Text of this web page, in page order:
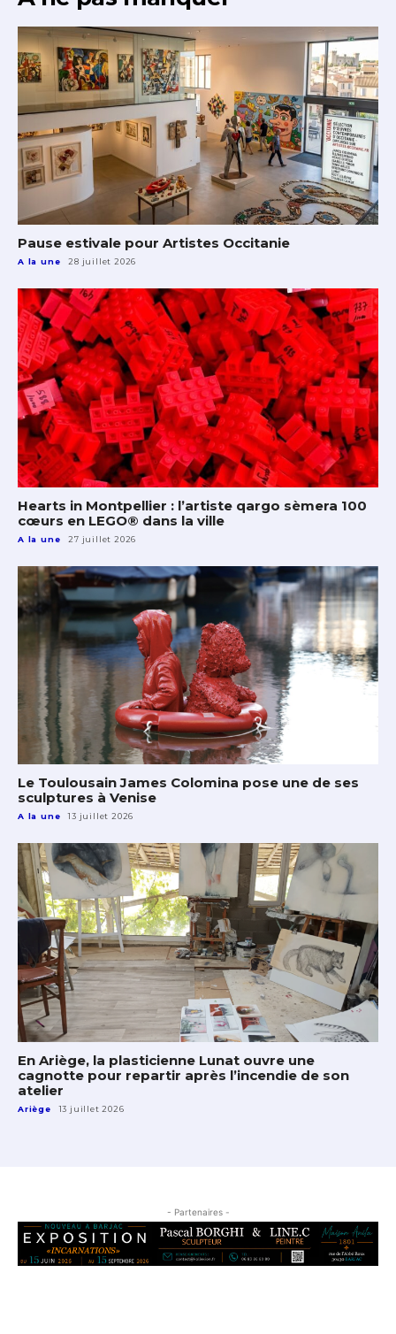
Pause estivale pour Artistes Occitanie
A la une 28 juillet 2026
Hearts in Montpellier : l’artiste qargo sèmera 100
cœurs en LEGO® dans la ville
A la une 27 juillet 2026
Le Toulousain James Colomina pose une de ses
sculptures à Venise
A la une 13 juillet 2026
En Ariège, la plasticienne Lunat ouvre une
cagnotte pour repartir après l’incendie de son
atelier
Ariège 13 juillet 2026
- Partenaires -